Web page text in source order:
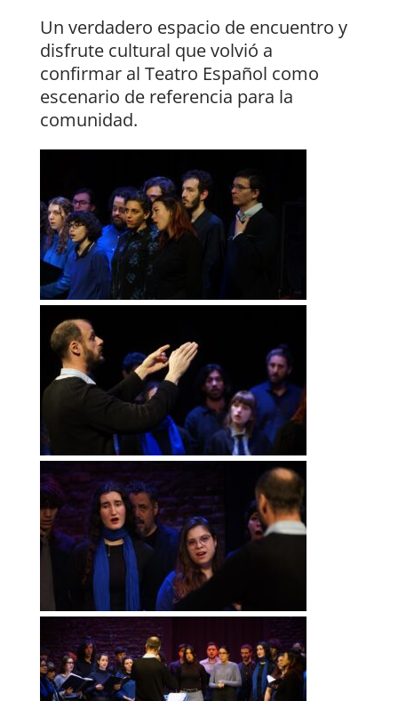
Un verdadero espacio de encuentro y
disfrute cultural que volvió a
confirmar al Teatro Español como
escenario de referencia para la
comunidad.